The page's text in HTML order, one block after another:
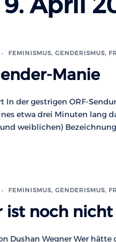
FEMINISMUS, GENDERISMUS,
Manie
In der gestrigen ORF-
etwa drei Minuten lang
weiblichen)
FEMINISMUS, GENDERISMUS,
ist noch
Dushan Wegner Wer